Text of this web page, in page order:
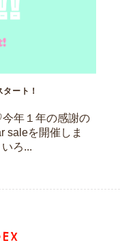
ート！
年１年の感謝の
saleを開催しま
ろ...